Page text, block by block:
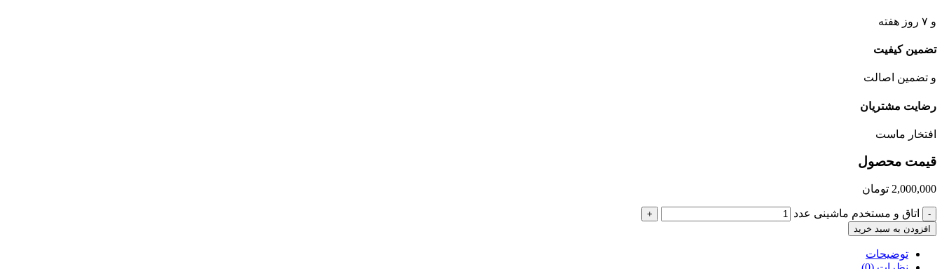
و ۷ روز هفته
تضمین کیفیت
و تضمین اصالت
رضایت مشتریان
افتخار ماست
قیمت محصول
2,000,000 تومان
- اتاق و مستخدم ماشینی عدد
+
افزودن به سبد خرید
توضیحات